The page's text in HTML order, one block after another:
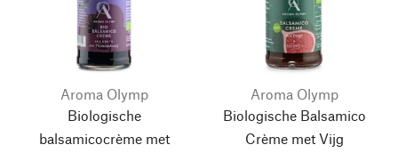
Aroma Olymp
Biologische
balsamicocrème met
Aroma Olymp
Biologische Balsamico
Crème met Vijg